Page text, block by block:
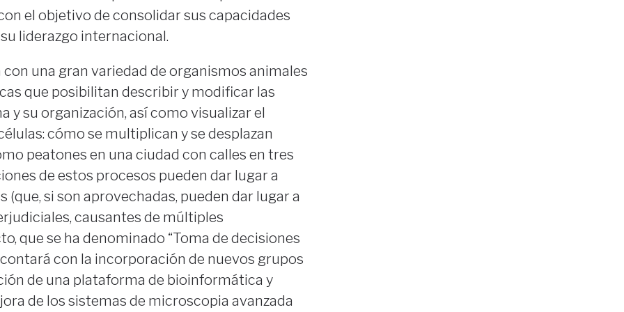
el objetivo de consolidar sus capacidades
liderazgo internacional.
una gran variedad de organismos animales
que posibilitan describir y modificar las
y su organización, así como visualizar el
cómo se multiplican y se desplazan
peatones en una ciudad con calles en tres
de estos procesos pueden dar lugar a
si son aprovechadas, pueden dar lugar a
causantes de múltiples
que se ha denominado “Toma de decisiones
con la incorporación de nuevos grupos
de una plataforma de bioinformática y
de los sistemas de microscopia avanzada